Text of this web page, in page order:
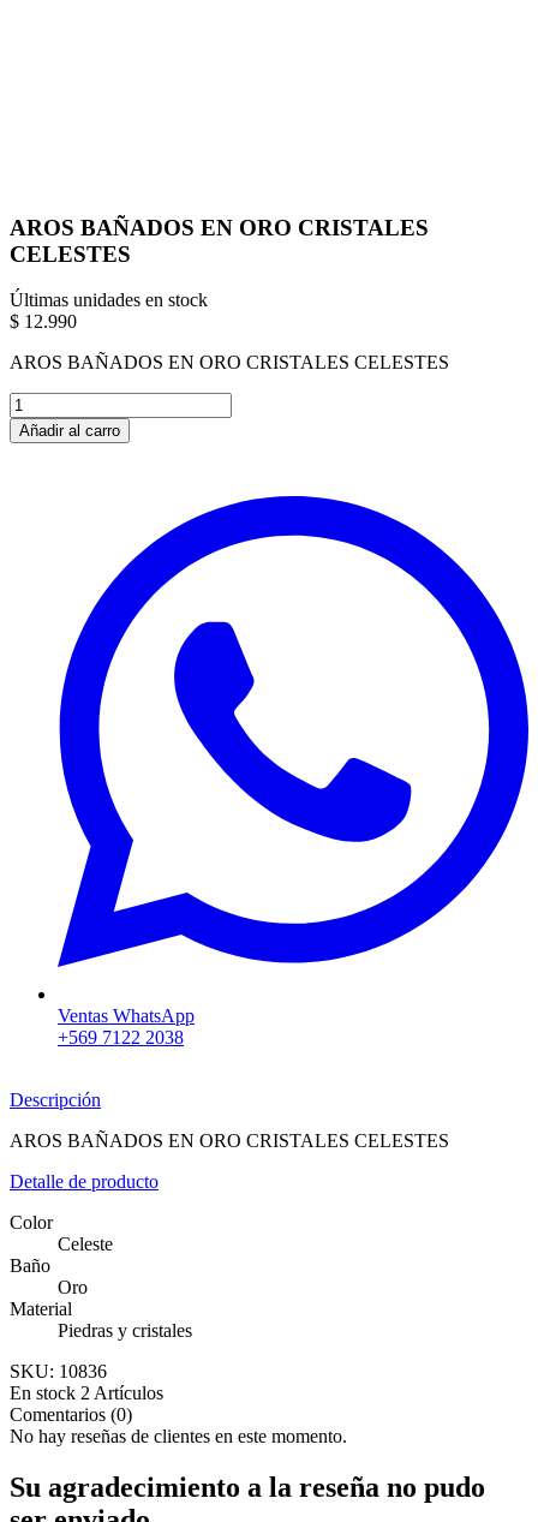
AROS BAÑADOS EN ORO CRISTALES
CELESTES
Últimas unidades en stock
$ 12.990
AROS BAÑADOS EN ORO CRISTALES CELESTES
Añadir al carro
Ventas WhatsApp
+569 7122 2038
Descripción
AROS BAÑADOS EN ORO CRISTALES CELESTES
Detalle de producto
Color
Celeste
Baño
Oro
Material
Piedras y cristales
SKU: 10836
En stock 2 Artículos
Comentarios (0)
No hay reseñas de clientes en este momento.
Su agradecimiento a la reseña no pudo